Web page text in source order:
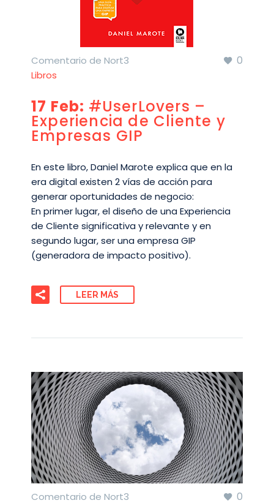
0
Comentario de Nort3
Libros
17 Feb: #UserLovers –
Experiencia de Cliente y
Empresas GIP
En este libro, Daniel Marote explica que en la
era digital existen 2 vías de acción para
generar oportunidades de negocio:
En primer lugar, el diseño de una Experiencia
de Cliente significativa y relevante y en
segundo lugar, ser una empresa GIP
(generadora de impacto positivo).
LEER MÁS
0
Comentario de Nort3